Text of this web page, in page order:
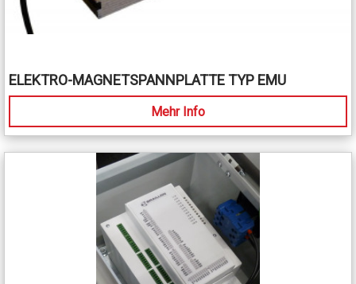
ELEKTRO-MAGNETSPANNPLATTE TYP EMU
Mehr Info